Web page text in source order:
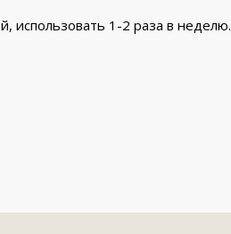
использовать 1-2 раза в неделю.